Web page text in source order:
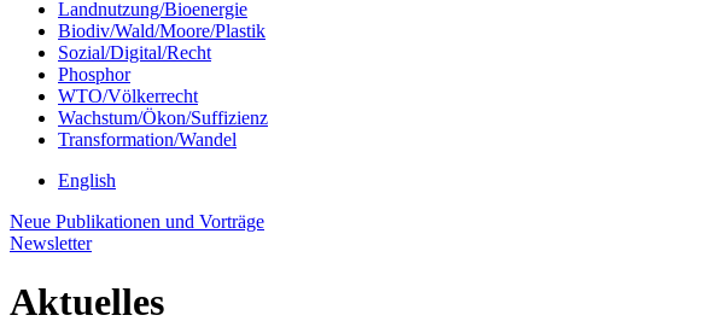
Landnutzung/Bioenergie
Biodiv/Wald/Moore/Plastik
Sozial/Digital/Recht
Phosphor
WTO/Völkerrecht
Wachstum/Ökon/Suffizienz
Transformation/Wandel
English
Neue Publikationen und Vorträge
Newsletter
Aktuelles